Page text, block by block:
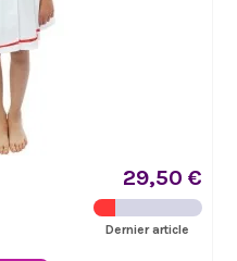
29,50 €
Dernier article